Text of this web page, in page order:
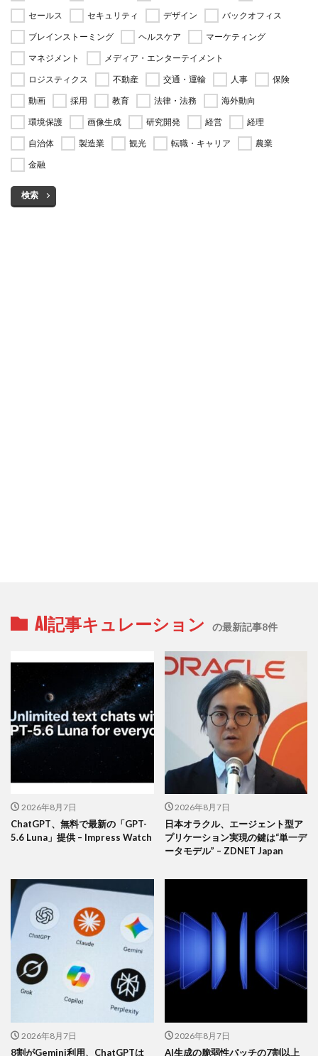
セールス
セキュリティ デザイン
バックオフィス
ブレインストーミング
ヘルスケア
マーケティング
マネジメント
メディア・エンターテイメント
ロジスティクス
不動産 交通・運輸 人事
保険
動画
採用 教育 法律・法務
海外動向
環境保護
画像生成 研究開発 経営
経理
自治体
製造業 観光 転職・キャリア
農業
金融
検索
AI記事キュレーション の最新記事8件
2026年8月7日
ChatGPT、無料で最新の「GPT-
5.6 Luna」提供 – Impress Watch
2026年8月7日
日本オラクル、エージェント型ア
プリケーション実現の鍵は“単一デ
ータモデル” – ZDNET Japan
2026年8月7日
8割がGemini利用、ChatGPTは
2026年8月7日
AI生成の脆弱性パッチの7割以上